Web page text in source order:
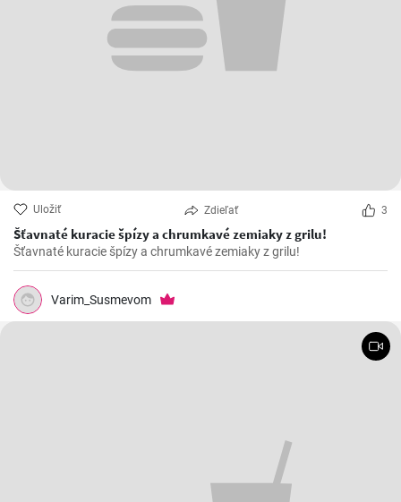
Uložiť Zdieľať 3
Šťavnaté kuracie špízy a chrumkavé zemiaky z grilu!
Šťavnaté kuracie špízy a chrumkavé zemiaky z grilu!
Varim_Susmevom